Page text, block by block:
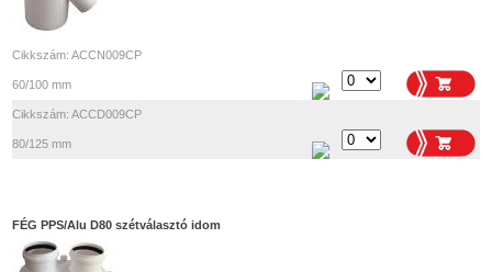
Cikkszám: ACCN009CP
60/100 mm
Cikkszám: ACCD009CP
80/125 mm
FÉG PPS/Alu D80 szétválasztó idom